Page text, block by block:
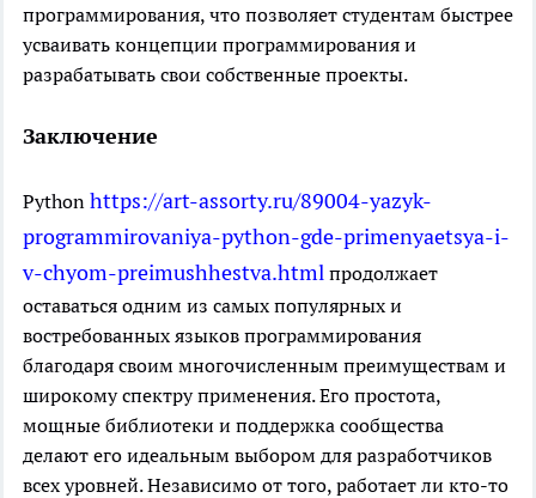
программирования, что позволяет студентам быстрее
усваивать концепции программирования и
разрабатывать свои собственные проекты.
Заключение
Python https://art-assorty.ru/89004-yazyk-
programmirovaniya-python-gde-primenyaetsya-i-
v-chyom-preimushhestva.html продолжает
оставаться одним из самых популярных и
востребованных языков программирования
благодаря своим многочисленным преимуществам и
широкому спектру применения. Его простота,
мощные библиотеки и поддержка сообщества
делают его идеальным выбором для разработчиков
всех уровней. Независимо от того, работает ли кто-то